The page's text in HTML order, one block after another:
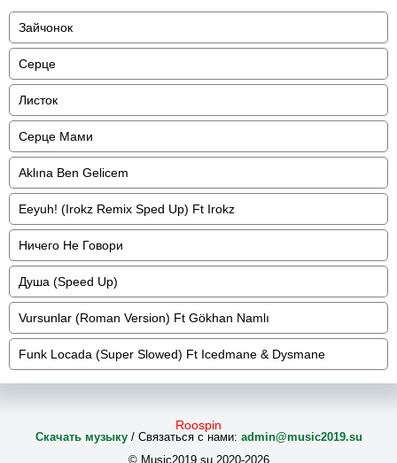
Зайчонок
Серце
Листок
Серце Мами
Aklına Ben Gelicem
Eeyuh! (Irokz Remix Sped Up) Ft Irokz
Ничего Не Говори
Душа (Speed Up)
Vursunlar (Roman Version) Ft Gökhan Namlı
Funk Locada (Super Slowed) Ft Icedmane & Dysmane
Roospin
Скачать музыку/ Связаться с нами: admin@music2019.su
© Music2019.su 2020-2026